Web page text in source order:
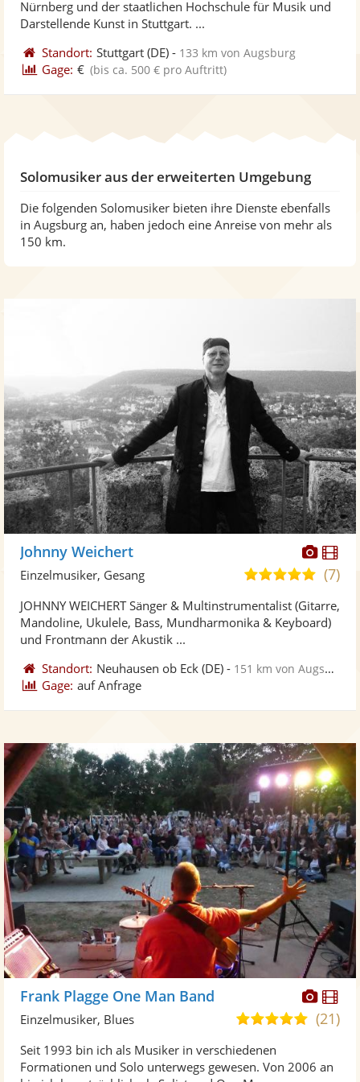
Nürnberg und der staatlichen Hochschule für Musik und
Darstellende Kunst in Stuttgart. ...
Standort: Stuttgart (DE) - 133 km von Augsburg
Gage: € (bis ca. 500 € pro Auftritt)
Solomusiker aus der erweiterten Umgebung
Die folgenden Solomusiker bieten ihre Dienste ebenfalls
in Augsburg an, haben jedoch eine Anreise von mehr als
150 km.
Fotos
Johnny Weichert
4,9
5
Sternen
(7)
Einzelmusiker, Gesang
JOHNNY WEICHERT Sänger & Multinstrumentalist (Gitarre,
Mandoline, Ukulele, Bass, Mundharmonika & Keyboard)
und Frontmann der Akustik ...
Standort: Neuhausen ob Eck (DE) - 151 km von Augsburg
Gage: auf Anfrage
Frank Plagge One Man Band
5,0(21)
Einzelmusiker, Blues
Seit 1993 bin ich als Musiker in verschiedenen
Formationen und Solo unterwegs gewesen. Von 2006 an